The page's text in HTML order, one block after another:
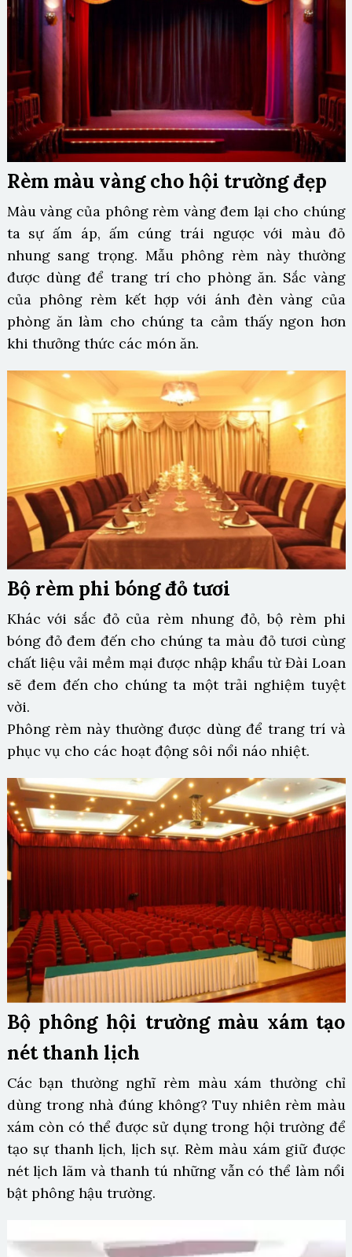
Rèm màu vàng cho hội trường đẹp
Màu vàng của phông rèm vàng đem lại cho chúng
ta sự ấm áp, ấm cúng trái ngược với màu đỏ
nhung sang trọng. Mẫu phông rèm này thường
được dùng để trang trí cho phòng ăn. Sắc vàng
của phông rèm kết hợp với ánh đèn vàng của
phòng ăn làm cho chúng ta cảm thấy ngon hơn
khi thưởng thức các món ăn.
Bộ rèm phi bóng đỏ tươi
Khác với sắc đỏ của rèm nhung đỏ, bộ rèm phi
bóng đỏ đem đến cho chúng ta màu đỏ tươi cùng
chất liệu vải mềm mại được nhập khẩu từ Đài Loan
sẽ đem đến cho chúng ta một trải nghiệm tuyệt
vời.
Phông rèm này thường được dùng để trang trí và
phục vụ cho các hoạt động sôi nổi náo nhiệt.
Bộ phông hội trường màu xám tạo
nét thanh lịch
Các bạn thường nghĩ rèm màu xám thường chỉ
dùng trong nhà đúng không? Tuy nhiên rèm màu
xám còn có thể được sử dụng trong hội trường để
tạo sự thanh lịch, lịch sự. Rèm màu xám giữ được
nét lịch lãm và thanh tú những vẫn có thể làm nổi
bật phông hậu trường.